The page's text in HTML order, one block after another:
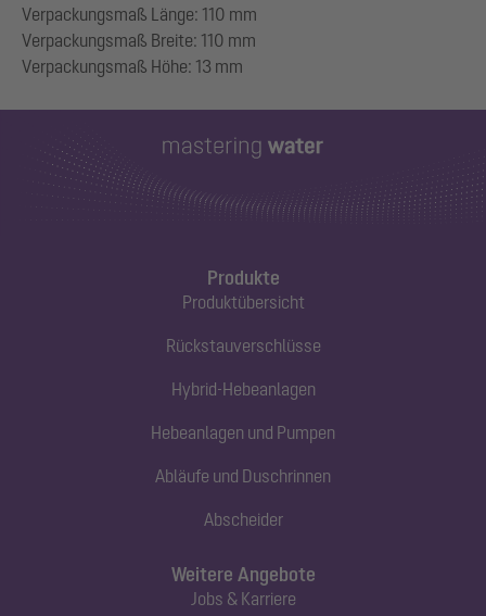
Verpackungsmaß Länge: 110 mm
Verpackungsmaß Breite: 110 mm
Produkte
Produktübersicht
Rückstauverschlüsse
Hybrid-Hebeanlagen
Hebeanlagen und Pumpen
Abläufe und Duschrinnen
Abscheider
Weitere Angebote
Jobs & Karriere